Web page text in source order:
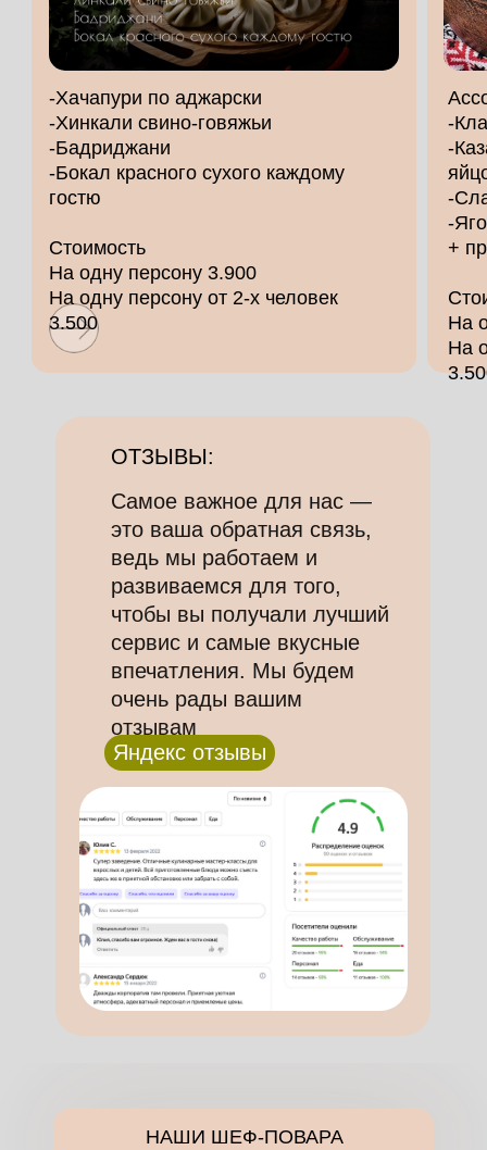
-
-
-
-
+
На
На
-Хачапури по аджарски
-Хинкали свино-говяжьи
-Бадриджани
-Бокал красного сухого каждому
гостю
Стоимость
На одну персону 3.900
На одну персону от 2-х человек
3.500
ОТЗЫВЫ:
Самое важное для нас —
это ваша обратная связь,
ведь мы работаем и
развиваемся для того,
чтобы вы получали лучший
сервис и самые вкусные
впечатления. Мы будем
очень рады вашим
отзывам
Яндекс отзывы
НАШИ ШЕФ-ПОВАРА